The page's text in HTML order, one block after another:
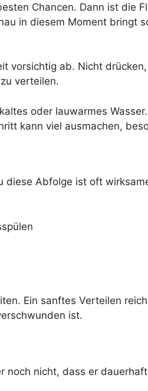
Chancen. Dann ist die
in diesem Moment bringt
vorsichtig ab. Nicht
verteilen.
oder lauwarmes
kann viel ausmachen,
Abfolge ist oft
Ein sanftes Verteilen
ist.
nicht, dass er